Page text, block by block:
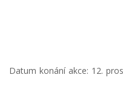
Datum konání akce: 12.